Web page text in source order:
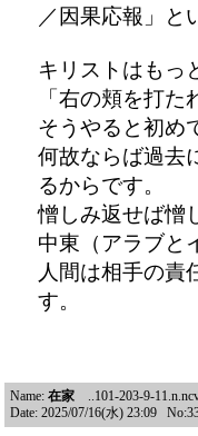
／因果応報」と
キリストはもっ
「右の頬を打
そうやると初め
何故ならば過去
るからです。
憎しみ返せば憎
中東（アラブと
人間は相手の責
す。
Name: 在家 ..101-203-9-
Date: 2025/07/16(水) 23:09